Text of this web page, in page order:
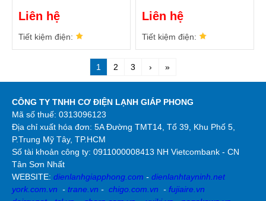
V1.3 CEPL130517-01
Liên hệ
Tiết kiệm điện:
Liên hệ
Tiết kiệm điện:
1 2 3 › »
CÔNG TY TNHH CƠ ĐIỆN LẠNH GIÁP PHONG
Mã số thuế: 0313096123
Địa chỉ xuất hóa đơn: 5A Đường TMT14, Tổ 39, Khu Phố 5,
P.Trung Mỹ Tây, TP.HCM
Số tài khoản công ty: 0911000008413 NH Vietcombank - CN
Tân Sơn Nhất
WEBSITE: dienlanhgiapphong.com - dienlanhtayninh.net
york.com.vn - trane.vn - chigo.com.vn - fujiaire.vn